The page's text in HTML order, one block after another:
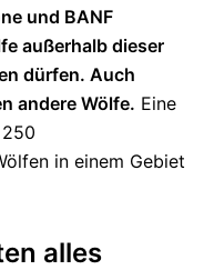
und BANF
außerhalb dieser
dürfen. Auch
andere Wölfe. Eine
in einem Gebiet
alles